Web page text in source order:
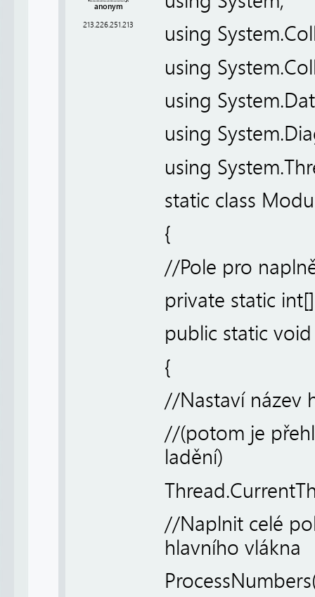
anonym
213.226.251.213
using
using
using
using
using
static class
{
//Pole pro
private static
public static
{
//Nastaví název
//(potom je
ladění)
//Naplnit celé
hlavního vlákna